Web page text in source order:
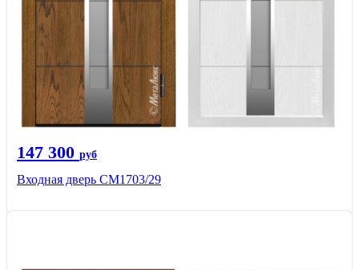
147 300 руб
Входная дверь СМ1703/29